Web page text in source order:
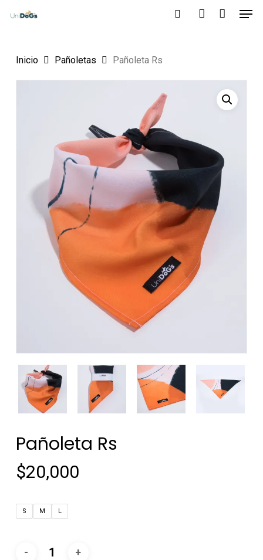
content
Inicio Pañoletas Pañoleta Rs
Pañoleta Rs
$20,000
S M L